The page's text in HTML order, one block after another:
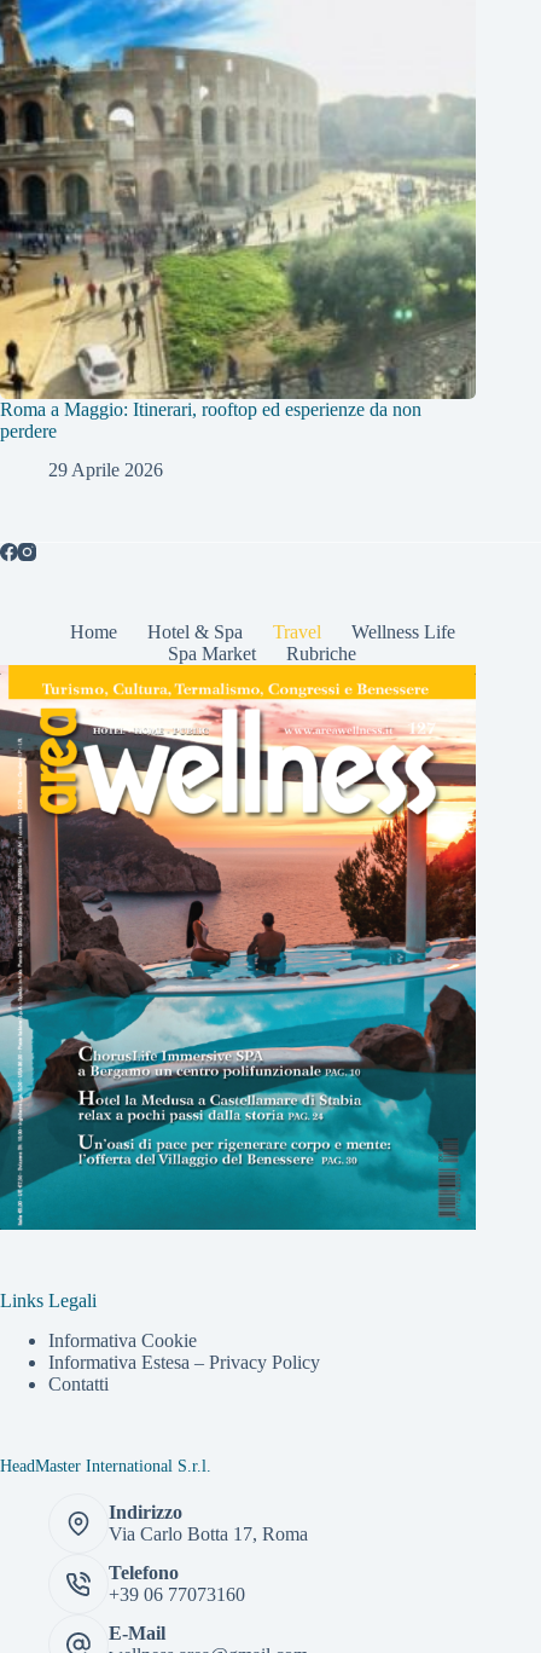
Roma a Maggio: Itinerari, rooftop ed esperienze da non
perdere
29 Aprile 2026
Home Hotel & Spa Travel
Wellness Life
Spa Market
Rubriche
Links Legali
Informativa Cookie
Informativa Estesa – Privacy Policy
Contatti
HeadMaster International S.r.l.
Indirizzo
Via Carlo Botta 17, Roma
Telefono
+39 06 77073160
E-Mail